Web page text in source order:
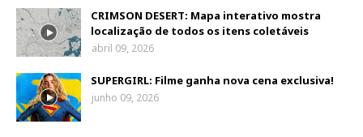
CRIMSON DESERT: Mapa interativo mostra
localização de todos os itens coletáveis
abril 09, 2026
SUPERGIRL: Filme ganha nova cena exclusiva!
junho 09, 2026